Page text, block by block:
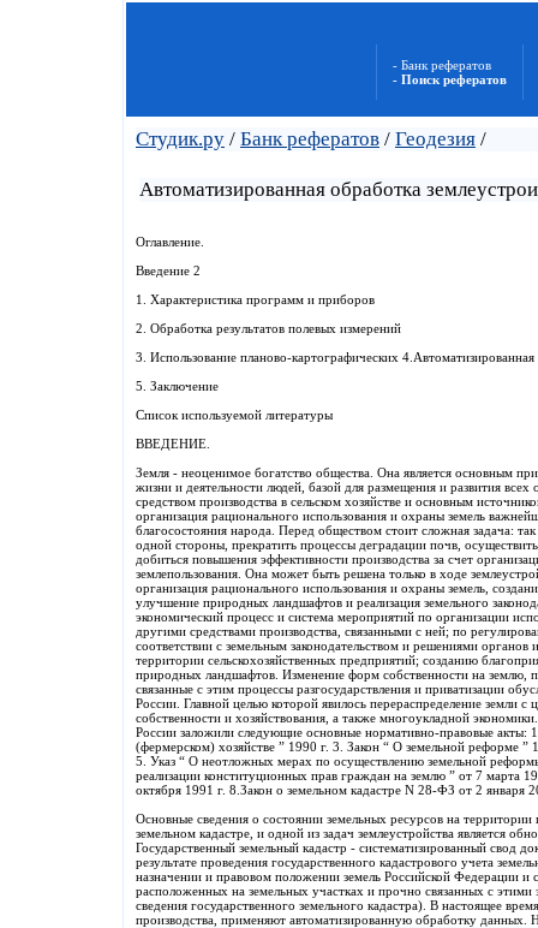
- Банк рефератов
- Поиск рефератов
Студик.ру / Банк рефератов / Геодезия /
Автоматизированная обработка
Оглавление.
Введение 2
1. Характеристика программ и приборов
2. Обработка результатов полевых измерений
3. Использование планово-картографических
5. Заключение
Список используемой литературы
ВВЕДЕНИЕ.
Земля - неоценимое богатство общества. Она является основным
жизни и деятельности людей, базой для размещения и развития всех
средством производства в сельском хозяйстве и основным
организация рационального использования и охраны земель
благосостояния народа. Перед обществом стоит сложная задача:
одной стороны, прекратить процессы деградации почв,
добиться повышения эффективности производства за счет
землепользования. Она может быть решена только в ходе
организация рационального использования и охраны земель,
улучшение природных ландшафтов и реализация земельного
экономический процесс и система мероприятий по организации
другими средствами производства, связанными с ней; по
соответствии с земельным законодательством и решениями органов
территории сельскохозяйственных предприятий; созданию
природных ландшафтов. Изменение форм собственности на землю,
связанные с этим процессы разгосударствления и приватизации
России. Главной целью которой явилось перераспределение земли
собственности и хозяйствования, а также многоукладной
России заложили следующие основные нормативно-правовые акты:
(фермерском) хозяйстве ” 1990 г. 3. Закон “ О земельной реформе
5. Указ “ О неотложных мерах по осуществлению земельной
реализации конституционных прав граждан на землю ” от 7 марта
октября 1991 г. 8.Закон о земельном кадастре N 28-ФЗ от 2 января
Основные сведения о состоянии земельных ресурсов на территории
земельном кадастре, и одной из задач землеустройства является
Государственный земельный кадастр - систематизированный свод
результате проведения государственного кадастрового учета
назначении и правовом положении земель Российской Федерации и
расположенных на земельных участках и прочно связанных с этими
сведения государственного земельного кадастра). В настоящее
производства, применяют автоматизированную обработку данных.